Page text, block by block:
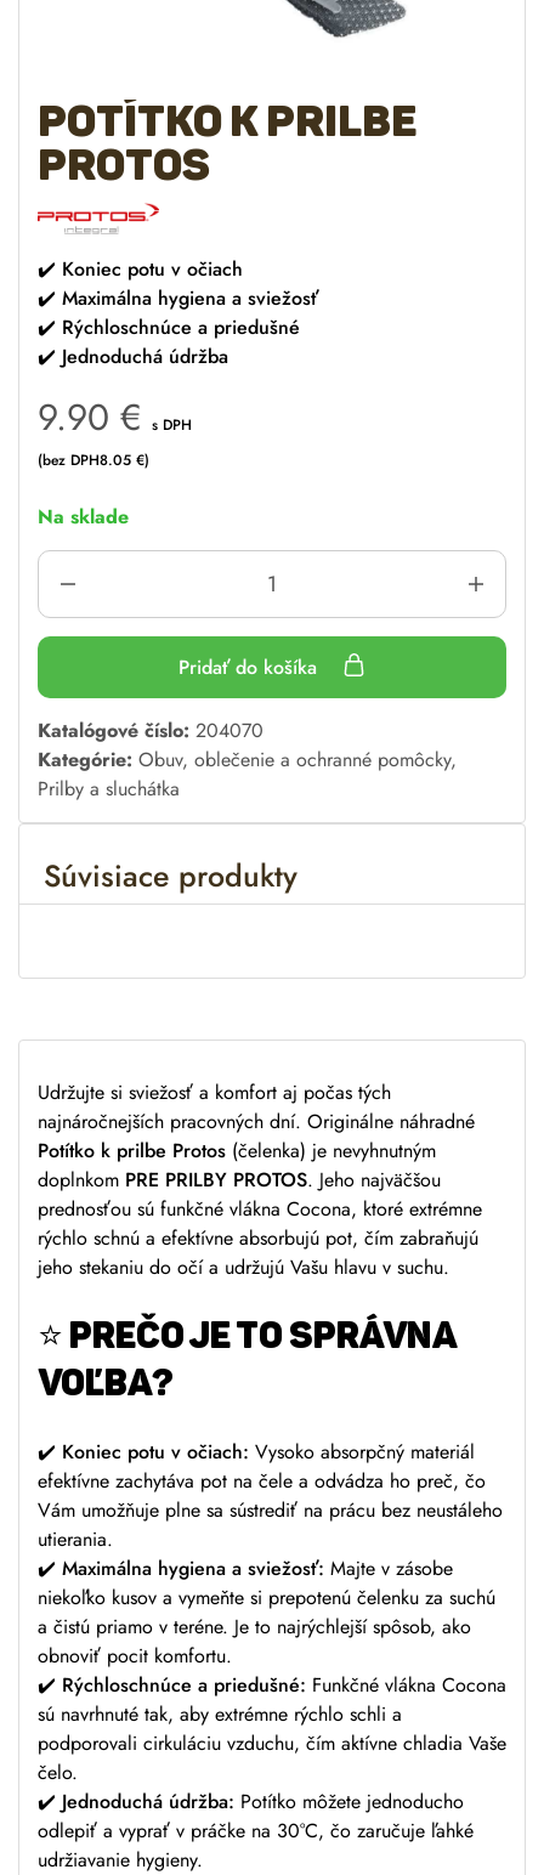
Potítko k prilbe
Protos
✔️ Koniec potu v očiach
✔️ Maximálna hygiena a sviežosť
✔️ Rýchloschnúce a priedušné
✔️ Jednoduchá údržba
9.90 € s DPH
(bez DPH8.05 €)
Na sklade
Pridať do košíka
A
l
t
e
n
a
Katalógové číslo: 204070
Kategórie: Obuv, oblečenie a ochranné pomôcky,
Prilby a sluchátka
Súvisiace produkty
Udržujte si sviežosť a komfort aj počas tých
najnáročnejších pracovných dní. Originálne náhradné
Potítko k prilbe Protos (čelenka) je nevyhnutným
doplnkom PRE PRILBY PROTOS. Jeho najväčšou
prednosťou sú funkčné vlákna Cocona, ktoré extrémne
rýchlo schnú a efektívne absorbujú pot, čím zabraňujú
jeho stekaniu do očí a udržujú Vašu hlavu v suchu.
⭐ PREČO JE TO SPRÁVNA
VOĽBA?
✔️ Koniec potu v očiach: Vysoko absorpčný materiál
efektívne zachytáva pot na čele a odvádza ho preč, čo
Vám umožňuje plne sa sústrediť na prácu bez neustáleho
utierania.
✔️ Maximálna hygiena a sviežosť: Majte v zásobe
niekoľko kusov a vymeňte si prepotenú čelenku za suchú
a čistú priamo v teréne. Je to najrýchlejší spôsob, ako
obnoviť pocit komfortu.
✔️ Rýchloschnúce a priedušné: Funkčné vlákna Cocona
sú navrhnuté tak, aby extrémne rýchlo schli a
podporovali cirkuláciu vzduchu, čím aktívne chladia Vaše
čelo.
✔️ Jednoduchá údržba: Potítko môžete jednoducho
odlepiť a vyprať v práčke na 30°C, čo zaručuje ľahké
udržiavanie hygieny.